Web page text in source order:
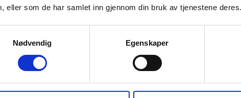
eller som de har samlet inn gjennom din bruk av tjenestene deres.
Nødvendig
Egenskaper
Noe for deg?
Om du vil vite mer om stillingen ta kontakt
5999), Jostein Kirkerød (4124 5962) eller
i Friday Networks,